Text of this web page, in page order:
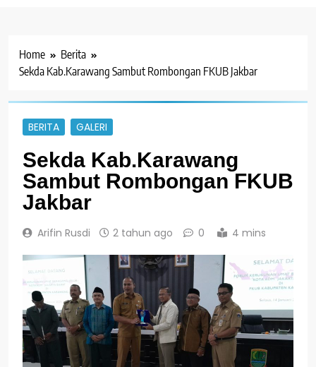
Home
Berita
Sekda Kab.Karawang Sambut Rombongan FKUB Jakbar
BERITA GALERI
Sekda Kab.Karawang
Sambut Rombongan FKUB
Jakbar
Arifin Rusdi 2 tahun ago 0 4 mins